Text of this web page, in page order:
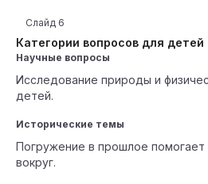
Категории вопросов для детей
Слайд 6
Научные вопросы
Исследование природы и
детей.
Исторические темы
Погружение в прошлое
вокруг.